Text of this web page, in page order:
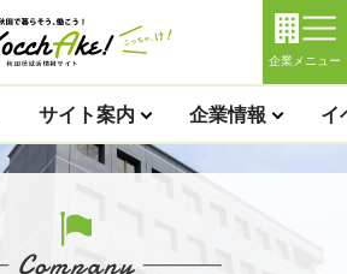
企業メニュー
サイト案内 企業情報 イ